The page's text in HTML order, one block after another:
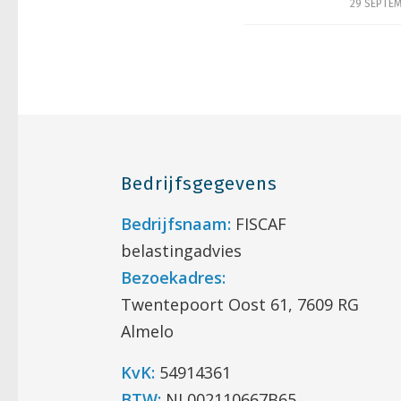
29 /
Bedrijfsgegevens
Bedrijfsnaam: FISCAF
belastingadvies
Bezoekadres:
Twentepoort Oost 61, 7609 RG
Almelo
KvK: 54914361